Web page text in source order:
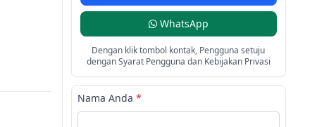
WhatsApp
Dengan klik tombol kontak, Pengguna setuju
dengan Syarat Pengguna dan Kebijakan Privasi
Nama Anda *